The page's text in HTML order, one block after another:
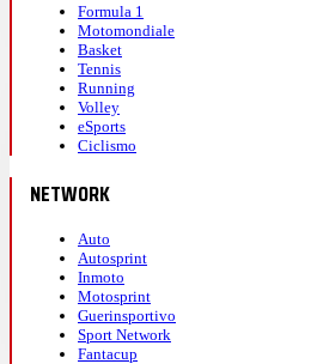
Formula 1
Motomondiale
Basket
Tennis
Running
Volley
eSports
Ciclismo
NETWORK
Auto
Autosprint
Inmoto
Motosprint
Guerinsportivo
Sport Network
Fantacup